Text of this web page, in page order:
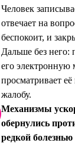
Человек
отвечает на
беспокоит, и
Дальше без него:
его электронную
просматривает
жалобу.
Механизмы
обернулись
редкой болезнью